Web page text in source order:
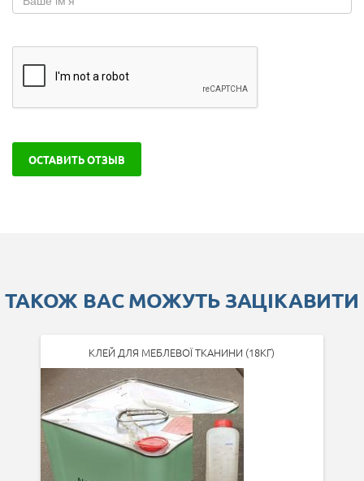
ОСТАВИТЬ ОТЗЫВ
ТАКОЖ ВАС МОЖУТЬ ЗАЦІКАВИТИ
КЛЕЙ ДЛЯ МЕБЛЕВОЇ ТКАНИНИ (18КГ)